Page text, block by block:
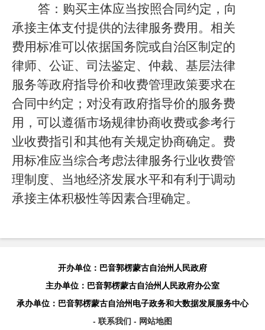
答：购买主体应当按照合同约定，向
承接主体支付提供的法律服务费用。相关
费用标准可以依据国务院或自治区制定的
律师、公证、司法鉴定、仲裁、基层法律
服务等政府指导价和收费管理政策要求在
合同中约定；对没有政府指导价的服务费
用，可以遵循市场规律协商收费或参考行
业收费指引和其他有关规定协商确定。费
用标准应当综合考虑法律服务行业收费管
理制度、当地经济发展水平和有利于调动
承接主体积极性等因素合理确定。
开办单位：巴音郭楞蒙古自治州人民政府
主办单位：巴音郭楞蒙古自治州人民政府办公室
承办单位：巴音郭楞蒙古自治州电子政务和大数据发展服务中心
- 联系我们- 网站地图